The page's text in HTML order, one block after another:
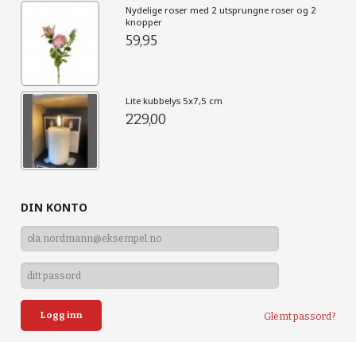
Nydelige roser med 2 utsprungne roser og 2
knopper
59,95
Lite kubbelys 5x7,5 cm
229,00
DIN KONTO
Glemt passord?